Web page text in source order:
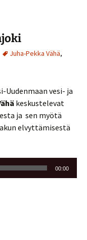
Juha-Pekka Vähä,
Uudenmaan vesi- ja
keskustelevat
ja sen myötä
elvyttämisestä
00:00